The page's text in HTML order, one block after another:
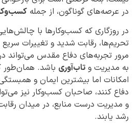
در عرصه‌های گوناگون، از جمله
در روزگاری که کسب‌وکارها با
تحریم‌ها، رقابت شدید و تغییرات سریع
مرور تجربه‌های دفاع مقدس می‌تواند
به مدیریت و تاب‌آوری باشد. همان‌طور
امکانات اما بیشترین ایمان و
دفاع کنند، صاحبان کسب‌وکار نیز
و مدیریت درست منابع، در میدان
رشد یابند.